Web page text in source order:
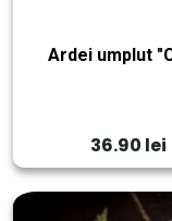
Ardei umplut
36.90 lei